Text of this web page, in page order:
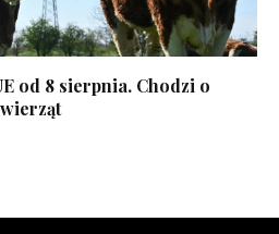
od 8 sierpnia. Chodzi o